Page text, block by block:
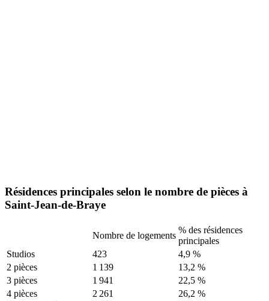
Résidences principales selon le nombre de pièces à
Saint-Jean-de-Braye
Nombre de logements
% des résidences
principales
Studios
423
4,9 %
2 pièces
1 139
13,2 %
3 pièces
1 941
22,5 %
4 pièces
2 261
26,2 %